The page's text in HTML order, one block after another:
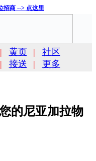
招商 --> 点这里
| 黄页 |
社区
| 接送 | 更多
的尼亚加拉物